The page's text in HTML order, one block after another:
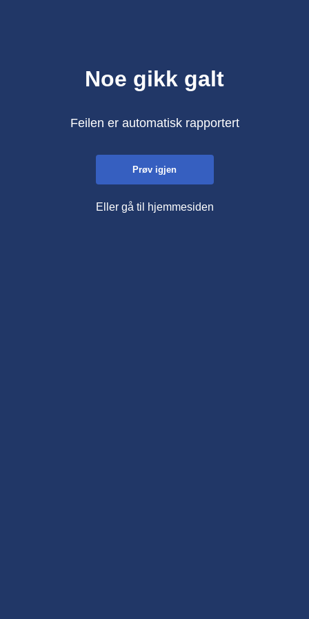
Noe gikk galt
Feilen er automatisk rapportert
Prøv igjen
Eller gå til hjemmesiden